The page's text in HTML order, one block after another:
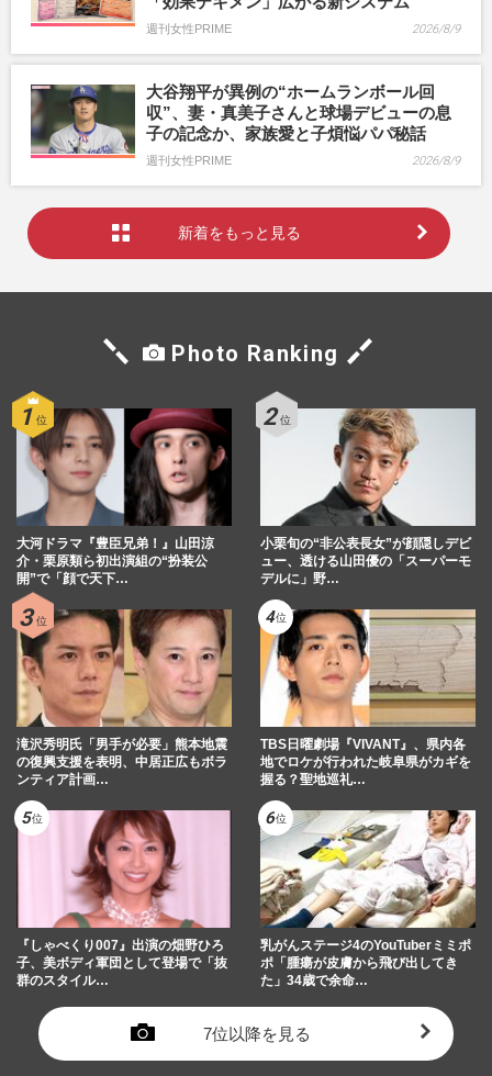
週刊女性PRIME 2026/8/9
大谷翔平が異例の“ホームランボール回
収”、妻・真美子さんと球場デビューの息
子の記念か、家族愛と子煩悩パパ秘話
週刊女性PRIME 2026/8/9
新着をもっと見る
Photo Ranking
大河ドラマ『豊臣兄弟！』山田涼
介・栗原類ら初出演組の“扮装公
開”で「顔で天下…
小栗旬の“非公表長女”が顔隠しデビ
ュー、透ける山田優の「スーパーモ
デルに」野…
滝沢秀明氏「男手が必要」熊本地震
の復興支援を表明、中居正広もボラ
ンティア計画…
TBS日曜劇場『VIVANT』、県内各
地でロケが行われた岐阜県がカギを
握る？聖地巡礼…
『しゃべくり007』出演の畑野ひろ
子、美ボディ軍団として登場で「抜
群のスタイル…
乳がんステージ4のYouTuberミミポ
ポ「腫瘍が皮膚から飛び出してき
た」34歳で余命…
7位以降を見る